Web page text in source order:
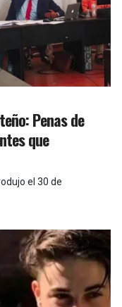
Penas de
que
el 30 de